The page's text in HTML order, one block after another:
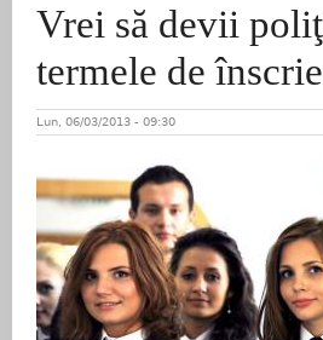
Vrei să devii
termele de
Lun, 06/03/2013 - 09:30